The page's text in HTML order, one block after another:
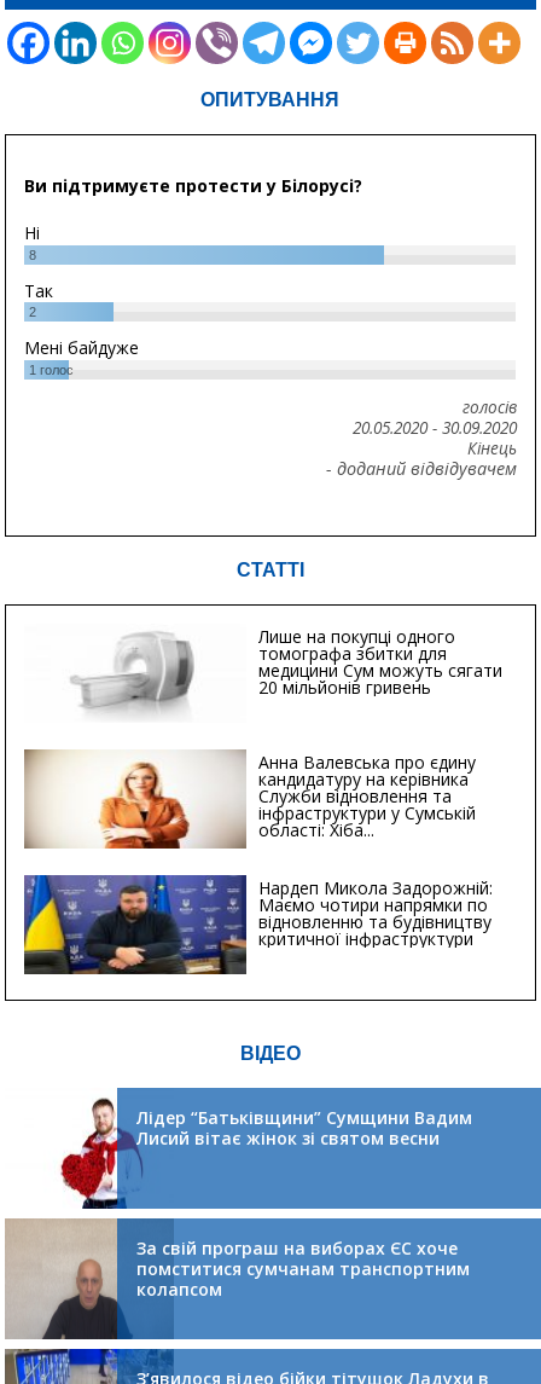
ОПИТУВАННЯ
Ви підтримуєте протести у Білорусі?
Ні
8
Так
2
Мені байдуже
1 голос
голосів
20.05.2020- 30.09.2020
Кінець
- доданий відвідувачем
СТАТТІ
Лише на покупці одного
томографа збитки для
медицини Сум можуть сягати
20 мільйонів гривень
Анна Валевська про єдину
кандидатуру на керівника
Служби відновлення та
інфраструктури у Сумській
області: Хіба...
Нардеп Микола Задорожній:
Маємо чотири напрямки по
відновленню та будівництву
критичної інфраструктури
ВІДЕО
Лідер “Батьківщини” Сумщини Вадим
Лисий вітає жінок зі святом весни
За свій програш на виборах ЄС хоче
помститися сумчанам транспортним
колапсом
З’явилося відео бійки тітушок Ладухи в